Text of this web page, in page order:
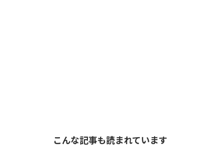
こんな記事も読まれています